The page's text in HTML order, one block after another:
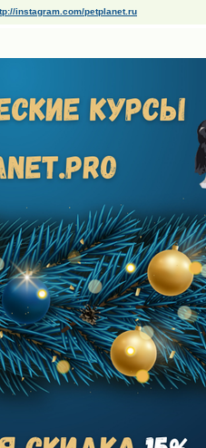
instagram.com/petplanet.ru